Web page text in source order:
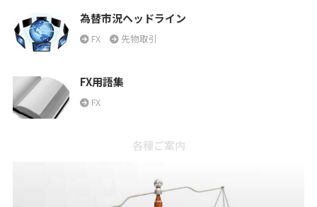
為替市況ヘッドライン
FX 先物取引
FX用語集
FX
各種ご案内